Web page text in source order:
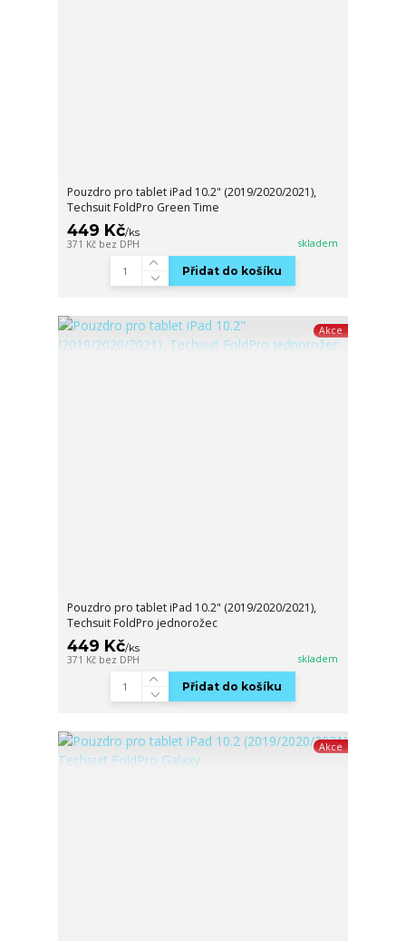
Pouzdro pro tablet iPad 10.2" (2019/2020/2021),
Techsuit FoldPro Green Time
449 Kč/ks
371 Kč bez DPH skladem
Přidat do košíku
Akce
Pouzdro pro tablet iPad 10.2" (2019/2020/2021),
Techsuit FoldPro jednorožec
449 Kč/ks
371 Kč bez DPH skladem
Přidat do košíku
Akce